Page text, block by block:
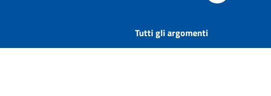
Tutti gli argomenti